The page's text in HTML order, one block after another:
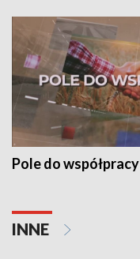
Pole do współpracy
INNE